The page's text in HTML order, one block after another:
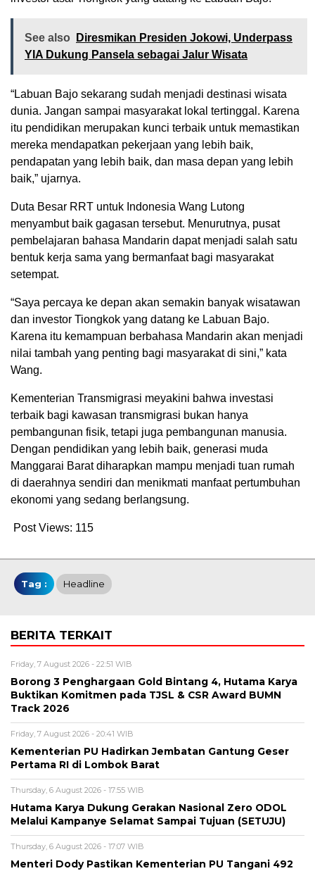
See also
Diresmikan Presiden Jokowi, Underpass
YIA Dukung Pansela sebagai Jalur Wisata
“Labuan Bajo sekarang sudah menjadi destinasi wisata
dunia. Jangan sampai masyarakat lokal tertinggal. Karena
itu pendidikan merupakan kunci terbaik untuk memastikan
mereka mendapatkan pekerjaan yang lebih baik,
pendapatan yang lebih baik, dan masa depan yang lebih
baik,” ujarnya.
Duta Besar RRT untuk Indonesia Wang Lutong
menyambut baik gagasan tersebut. Menurutnya, pusat
pembelajaran bahasa Mandarin dapat menjadi salah satu
bentuk kerja sama yang bermanfaat bagi masyarakat
setempat.
“Saya percaya ke depan akan semakin banyak wisatawan
dan investor Tiongkok yang datang ke Labuan Bajo.
Karena itu kemampuan berbahasa Mandarin akan menjadi
nilai tambah yang penting bagi masyarakat di sini,” kata
Wang.
Kementerian Transmigrasi meyakini bahwa investasi
terbaik bagi kawasan transmigrasi bukan hanya
pembangunan fisik, tetapi juga pembangunan manusia.
Dengan pendidikan yang lebih baik, generasi muda
Manggarai Barat diharapkan mampu menjadi tuan rumah
di daerahnya sendiri dan menikmati manfaat pertumbuhan
ekonomi yang sedang berlangsung.
Post Views: 115
Tag : Headline
BERITA TERKAIT
Friday, 7 August 2026 - 22:51 WIB
Borong 3 Penghargaan Gold Bintang 4, Hutama Karya
Buktikan Komitmen pada TJSL & CSR Award BUMN
Track 2026
Friday, 7 August 2026 - 20:41 WIB
Kementerian PU Hadirkan Jembatan Gantung Geser
Pertama RI di Lombok Barat
Thursday, 6 August 2026 - 17:55 WIB
Hutama Karya Dukung Gerakan Nasional Zero ODOL
Melalui Kampanye Selamat Sampai Tujuan (SETUJU)
Thursday, 6 August 2026 - 17:07 WIB
Menteri Dody Pastikan Kementerian PU Tangani 492